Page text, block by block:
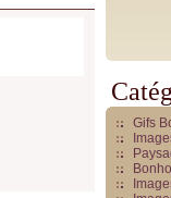
Gifs